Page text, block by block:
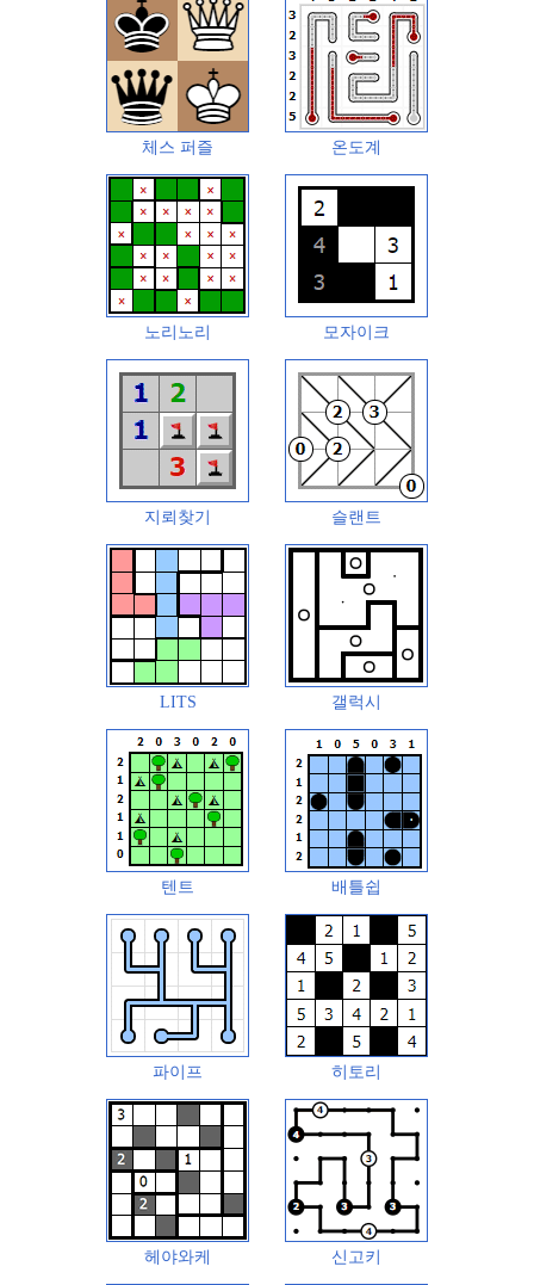
체스 퍼즐 온도계
노리노리 모자이크
지뢰찾기 슬랜트
LITS 갤럭시
텐트 배틀쉽
파이프 히토리
헤야와케 신고키